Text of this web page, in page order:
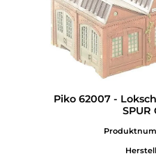
Piko 62007 -
SPUR